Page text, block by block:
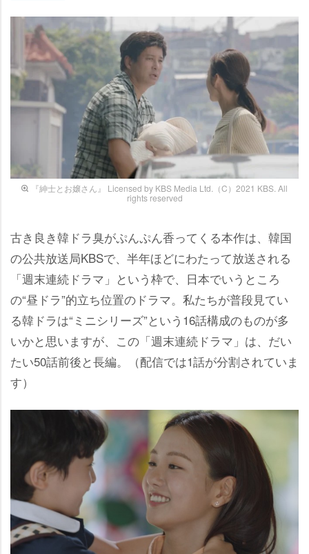
『紳士とお嬢さん』 Licensed by KBS Media Ltd.（C）2021 KBS. All
rights reserved
古き良き韓ドラ臭がぷんぷん香ってくる本作は、韓国
の公共放送局KBSで、半年ほどにわたって放送される
「週末連続ドラマ」という枠で、日本でいうところ
の“昼ドラ”的立ち位置のドラマ。私たちが普段見てい
る韓ドラは“ミニシリーズ”という16話構成のものが多
いかと思いますが、この「週末連続ドラマ」は、だい
たい50話前後と長編。（配信では1話が分割されていま
す）